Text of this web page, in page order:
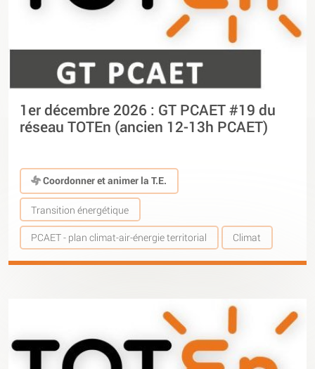
1er décembre 2026 : GT PCAET #19 du
réseau TOTEn (ancien 12-13h PCAET)
Coordonner et animer la T.E.
Transition énergétique
PCAET - plan climat-air-énergie territorial Climat